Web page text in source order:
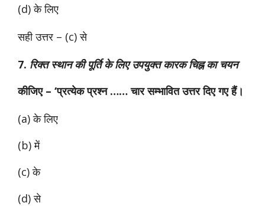
(d) के लिए
सही उत्तर – (c) से
7. रिक्त स्थान की पूर्ति के लिए उपयुक्त कारक चिह्न का चयन
कीजिए – ‘प्रत्येक प्रश्न …… चार सम्भावित उत्तर दिए गए हैं।
(a) के लिए
(b) में
(c) के
(d) से